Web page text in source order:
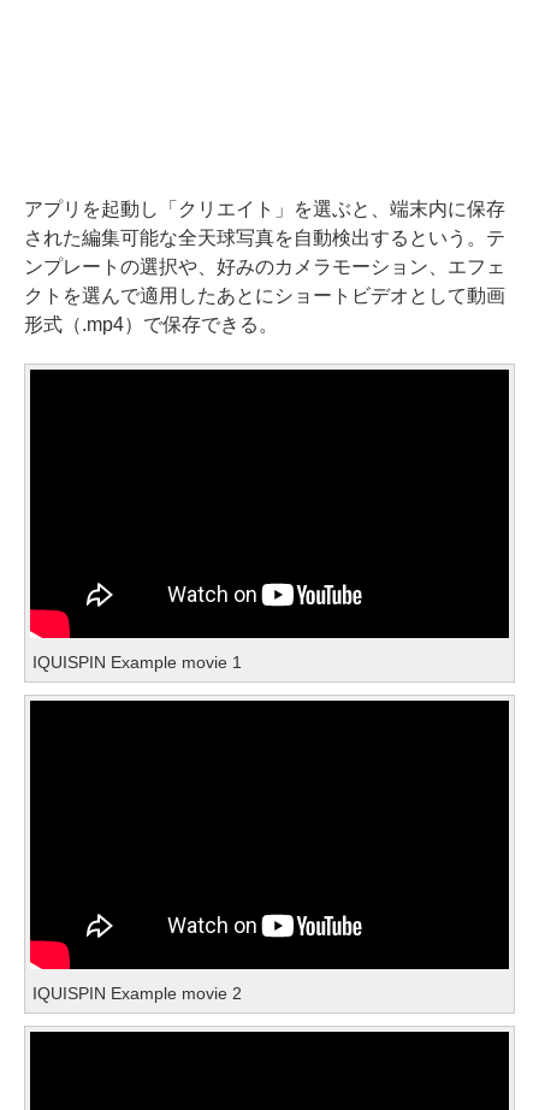
アプリを起動し「クリエイト」を選ぶと、端末内に保存
された編集可能な全天球写真を自動検出するという。テ
ンプレートの選択や、好みのカメラモーション、エフェ
クトを選んで適用したあとにショートビデオとして動画
形式（.mp4）で保存できる。
IQUISPIN Example movie 1
IQUISPIN Example movie 2